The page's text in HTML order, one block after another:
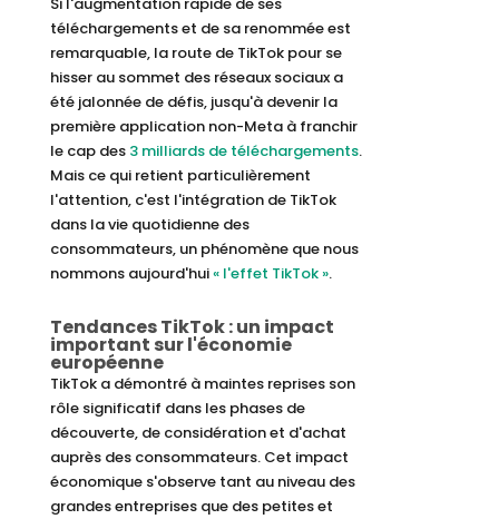
téléchargements et de sa renommée est
remarquable, la route de TikTok pour se
hisser au sommet des réseaux sociaux a
été jalonnée de défis, jusqu'à devenir la
première application non-Meta à franchir
le cap des 3 milliards de téléchargements.
Mais ce qui retient particulièrement
l'attention, c'est l'intégration de TikTok
dans la vie quotidienne des
consommateurs, un phénomène que nous
nommons aujourd'hui« l'effet TikTok ».
Tendances TikTok : un impact
important sur l'économie
européenne
TikTok a démontré à maintes reprises son
rôle significatif dans les phases de
découverte, de considération et d'achat
auprès des consommateurs. Cet impact
économique s'observe tant au niveau des
grandes entreprises que des petites et